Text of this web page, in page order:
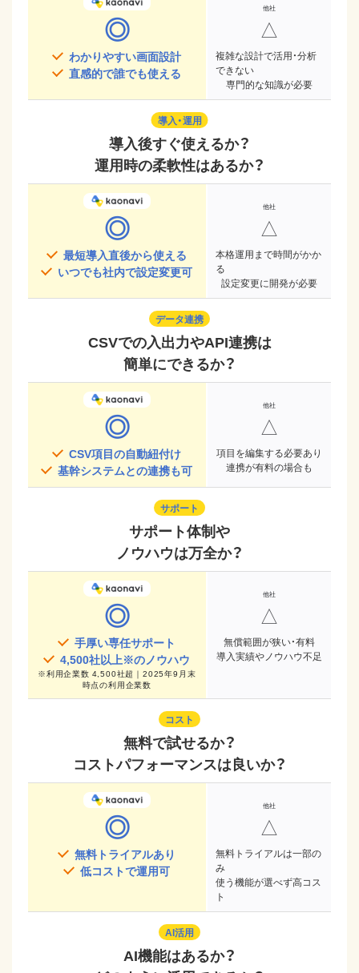
◎
わかりやすい画面設計
直感的で誰でも使える
△
複雑な設計で活用・分析
できない
専門的な知識が必要
導入・運用
導入後すぐ使えるか？
運用時の柔軟性はあるか？
◎
最短導入直後から使える
いつでも社内で設定変更可
△
本格運用まで時間がかか
る
設定変更に開発が必要
データ連携
CSVでの入出力やAPI連携は
簡単にできるか？
◎
CSV項目の自動紐付け
基幹システムとの連携も可
△
項目を編集する必要あり
連携が有料の場合も
サポート
サポート体制や
ノウハウは万全か？
◎
手厚い専任サポート
4,500社以上※のノウハウ
※利用企業数 4,500社超｜2025年9月末
時点の利用企業数
△
無償範囲が狭い・有料
導入実績やノウハウ不足
コスト
無料で試せるか？
コストパフォーマンスは良いか？
◎
無料トライアルあり
低コストで運用可
△
無料トライアルは一部の
み
使う機能が選べず高コス
ト
AI活用
AI機能はあるか？